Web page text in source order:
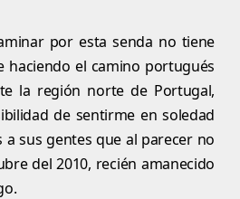
por esta senda no tiene
el camino portugués
la región norte de Portugal,
de sentirme en soledad
sus gentes que al parecer no
del 2010, recién amanecido